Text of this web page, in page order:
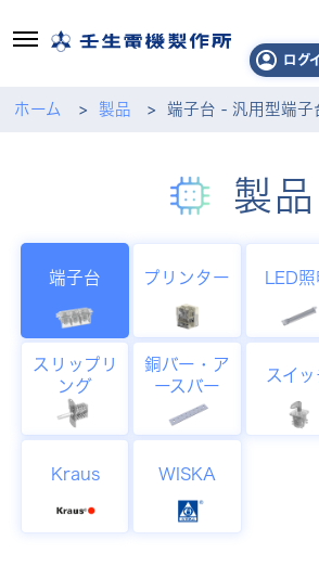
ログ
ホーム 製品 端子台 - 汎用型端子
製品
端子台 プリンター LED
スリップリ
ング
銅バー・ア
ースバー
スイッ
Kraus WISKA